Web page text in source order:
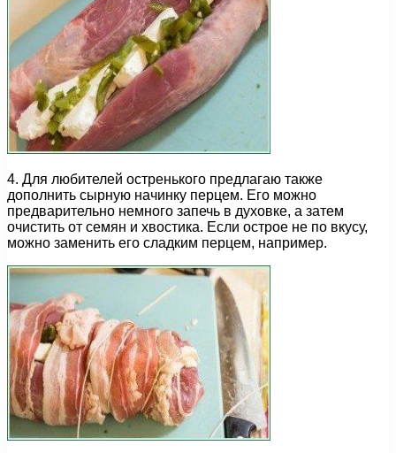
4. Для любителей остренького предлагаю также
дополнить сырную начинку перцем. Его можно
предварительно немного запечь в духовке, а затем
очистить от семян и хвостика. Если острое не по вкусу,
можно заменить его сладким перцем, например.